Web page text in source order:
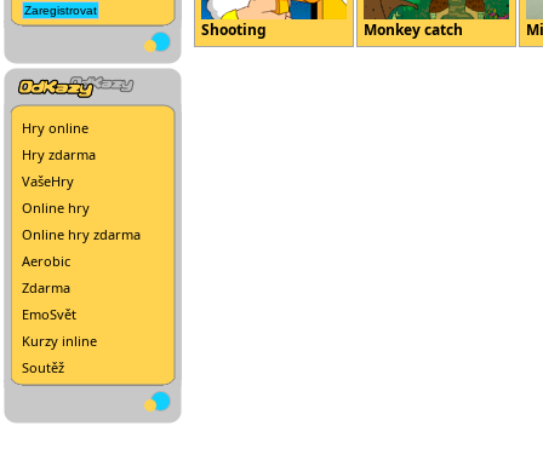
Hry online
Hry zdarma
VašeHry
Online hry
Online hry zdarma
Aerobic
Zdarma
EmoSvět
Kurzy inline
Soutěž
Shooting Monkey catch